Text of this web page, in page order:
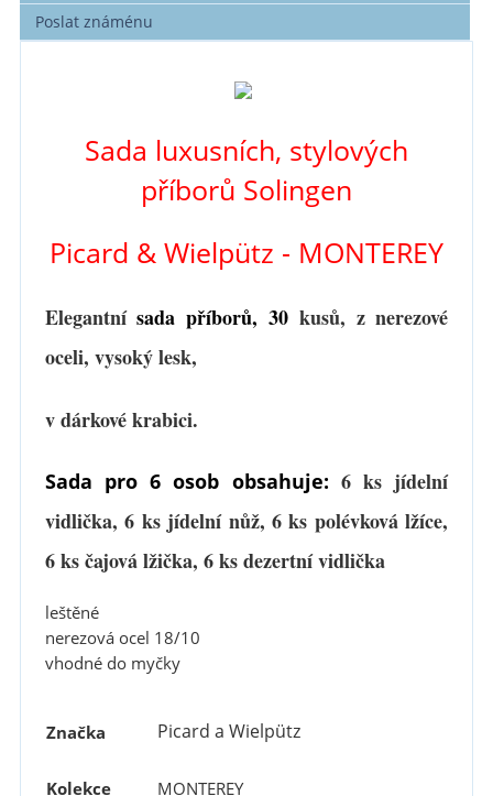
Poslat známénu
Sada luxusních, stylových
příborů Solingen
Picard & Wielpütz - MONTEREY
Elegantnísada příborů, 30 kusů, z nerezové
oceli, vysoký lesk,
v dárkové krabici.
Sada pro 6 osob obsahuje: 6 ks jídelní
vidlička, 6 ks jídelní nůž, 6 ks polévková lžíce,
6 ks čajová lžička, 6 ks dezertní vidlička
leštěné
nerezová ocel 18/10
vhodné do myčky
Značka Picard a Wielpütz
Kolekce MONTEREY